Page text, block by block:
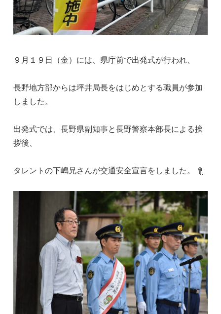
９月１９日（金）には、県庁前で出発式が行われ、
長野地方部からは坪井局長をはじめとする職員が参加
しました。
出発式では、長野県副知事と長野警察本部長による挨
拶後、
タレントの下嶋兄さんが交通安全宣言をしました。